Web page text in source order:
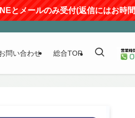
付(返信にはお時間をいただきます)
問い合わせ 総合TOP